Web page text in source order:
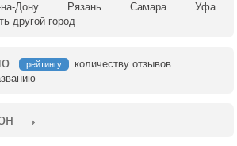
Дону Рязань Самара Уфа
другой город
рейтингу
количеству отзывов